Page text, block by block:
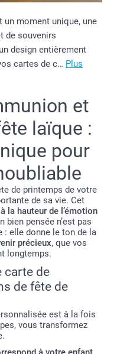
un moment unique, une
de souvenirs
design entièrement
cartes de c… Plus
et
laïque :
pour
de printemps de votre
de sa vie. Cet
la hauteur de l’émotion
bien pensée n’est pas
: elle donne le ton de la
précieux, que vos
longtemps.
carte de
de fête de
est à la fois
vous transformez